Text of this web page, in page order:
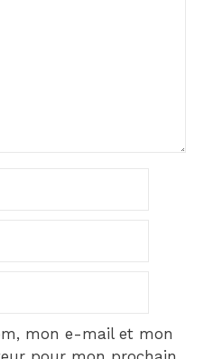
mon e-mail et mon